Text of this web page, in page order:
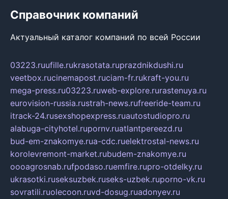
Справочник компаний
Актуальный каталог компаний по всей России
03223.ruufille.rukrasotata.ruprazdnikdushi.ru
veetbox.rucinemapost.ruciam-fr.rukraft-you.ru
mega-press.ru03223.ruweb-explore.rurastenuya.ru
eurovision-russia.rustrah-news.rufreeride-team.ru
itrack-24.rusexshopexpress.ruautostudiopro.ru
alabuga-cityhotel.rupornv.ruatlantpereezd.ru
bud-em-znakomye.rua-cdc.ruelektrostal-news.ru
korolevremont-market.rubudem-znakomye.ru
oooagrosnab.rufpodaso.ruemfire.rupro-otdelky.ru
ukrasotki.ruseksuzbek.ruseks-uzbek.ruporno-vk.ru
sovratili.ruolecoon.ruvd-dosug.ruadonyev.ru